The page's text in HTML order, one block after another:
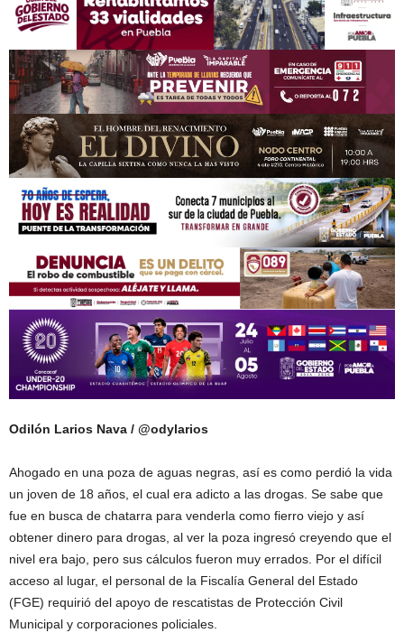
Odilón Larios Nava / @odylarios
Ahogado en una poza de aguas negras, así es como perdió la vida
un joven de 18 años, el cual era adicto a las drogas. Se sabe que
fue en busca de chatarra para venderla como fierro viejo y así
obtener dinero para drogas, al ver la poza ingresó creyendo que el
nivel era bajo, pero sus cálculos fueron muy errados. Por el difícil
acceso al lugar, el personal de la Fiscalía General del Estado
(FGE) requirió del apoyo de rescatistas de Protección Civil
Municipal y corporaciones policiales.